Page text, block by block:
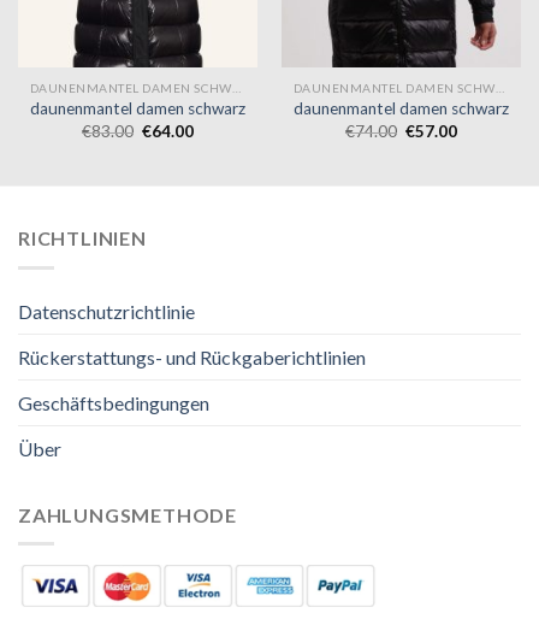
daunenmantel damen schwarz
€83.00 €64.00
daunenmantel damen schwarz
€74.00 €57.00
RICHTLINIEN
Datenschutzrichtlinie
Rückerstattungs- und Rückgaberichtlinien
Geschäftsbedingungen
Über
ZAHLUNGSMETHODE